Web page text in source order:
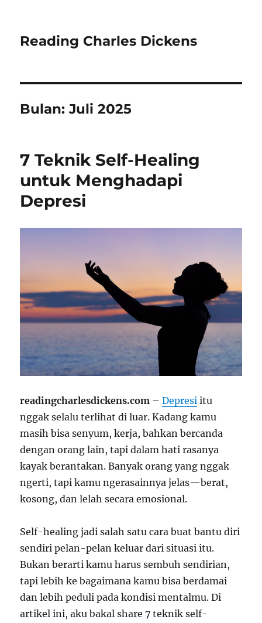
Reading Charles Dickens
Bulan:Juli 2025
7 Teknik Self-Healing
untuk Menghadapi
Depresi
readingcharlesdickens.com –Depresi itu
nggak selalu terlihat di luar. Kadang kamu
masih bisa senyum, kerja, bahkan bercanda
dengan orang lain, tapi dalam hati rasanya
kayak berantakan. Banyak orang yang nggak
ngerti, tapi kamu ngerasainnya jelas—berat,
kosong, dan lelah secara emosional.
Self-healing jadi salah satu cara buat bantu diri
sendiri pelan-pelan keluar dari situasi itu.
Bukan berarti kamu harus sembuh sendirian,
tapi lebih ke bagaimana kamu bisa berdamai
dan lebih peduli pada kondisi mentalmu. Di
artikel ini, aku bakal share 7 teknik self-